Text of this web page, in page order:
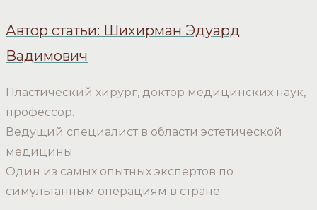
Автор статьи: Шихирман Эдуард
Вадимович
Пластический хирург, доктор медицинских наук,
профессор.
Ведущий специалист в области эстетической
медицины.
Один из самых опытных экспертов по
симультанным операциям в стране.